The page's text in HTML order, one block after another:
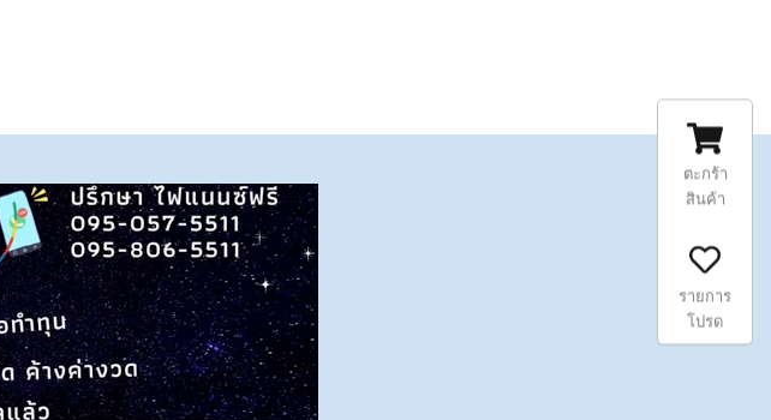
ตะกร้า
สินค้า
รายการ
โปรด